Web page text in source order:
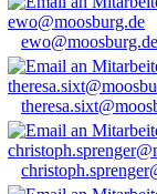
ewo@moosburg.de